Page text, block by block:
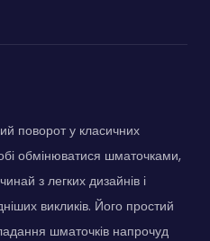
поворот у класичних
обмінюватися шматочками,
з легких дизайнів і
викликів. Його простий
шматочків напрочуд